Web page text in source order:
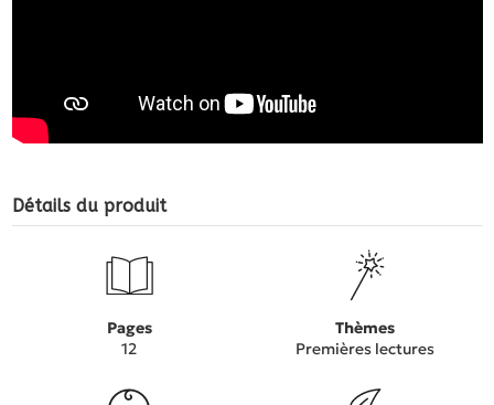
Détails du produit
Pages
12
Thèmes
Premières lectures